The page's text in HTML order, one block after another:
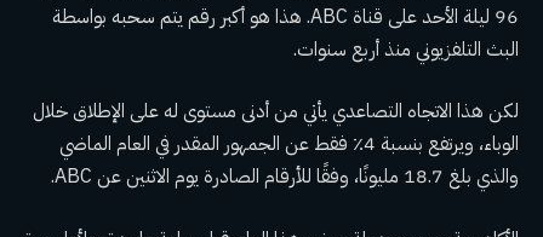
96 ليلة الأحد على قناة ABC. هذا هو أكبر رقم يتم سحبه بواسطة
البث التلفزيوني منذ أربع سنوات.
لكن هذا الاتجاه التصاعدي يأتي من أدنى مستوى له على الإطلاق خلال
الوباء، ويرتفع بنسبة 4٪ فقط عن الجمهور المقدر في العام الماضي
والذي بلغ 18.7 مليونًا، وفقًا للأرقام الصادرة يوم الاثنين عن ABC.